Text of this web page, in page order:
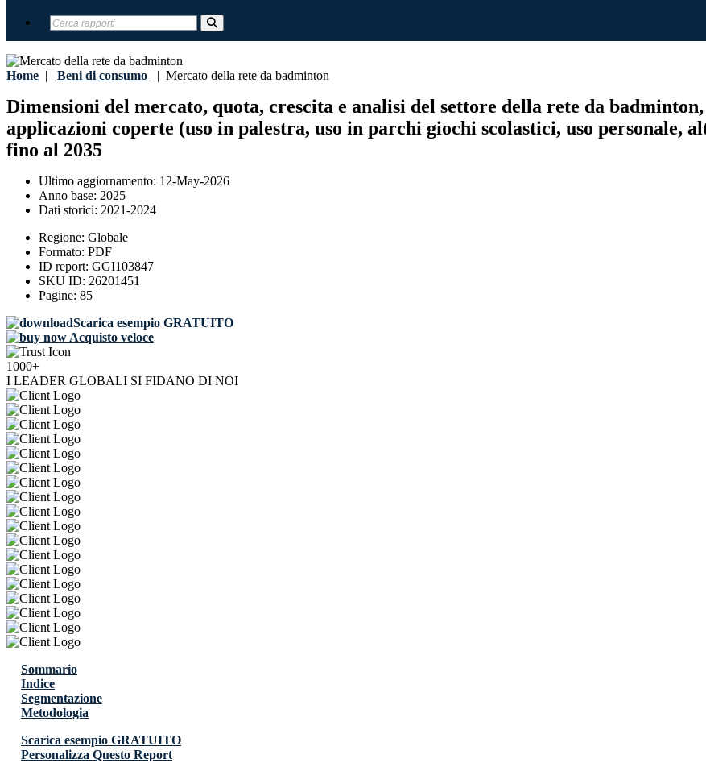
Home | Beni di consumo | Mercato della rete da badminton
Dimensioni del mercato, quota, crescita e analisi del settore della rete da
applicazioni coperte (uso in palestra, uso in parchi giochi scolastici, uso
fino al 2035
Ultimo aggiornamento: 12-May-2026
Anno base: 2025
Dati storici: 2021-2024
Regione: Globale
Formato: PDF
ID report: GGI103847
SKU ID: 26201451
Pagine: 85
Scarica esempio GRATUITO
Acquisto veloce
1000+
I LEADER GLOBALI SI FIDANO DI NOI
Sommario
Indice
Segmentazione
Metodologia
Scarica esempio GRATUITO
Personalizza Questo Report